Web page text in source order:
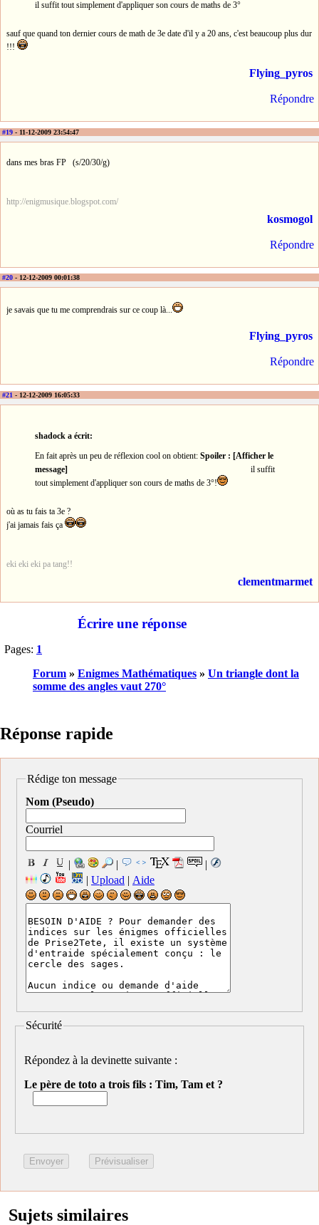
il suffit tout simplement d'appliquer son cours de maths de 3°
sauf que quand ton dernier cours de math de 3e date d'il y a 20 ans, c'est beaucoup plus dur
!!!
Flying_pyros
Répondre
#19 - 11-12-2009 23:54:47
dans mes bras FP (s/20/30/g)
http://enigmusique.blogspot.com/
kosmogol
Répondre
#20 - 12-12-2009 00:01:38
je savais que tu me comprendrais sur ce coup là...
Flying_pyros
Répondre
#21 - 12-12-2009 16:05:33
shadock a écrit:
En fait après un peu de réflexion cool on obtient: Spoiler : [Afficher le
message]
il suffit
tout simplement d'appliquer son cours de maths de 3°!
où as tu fais ta 3e ?
j'ai jamais fais ça
eki eki eki pa tang!!
clementmarmet
Écrire une réponse
Pages: 1
Forum » Enigmes Mathématiques » Un triangle dont la
somme des angles vaut 270°
Réponse rapide
Rédige ton message
Nom (Pseudo)
Courriel
| |
|
| Upload | Aide
Sécurité
Répondez à la devinette suivante :
Le père de toto a trois fils : Tim, Tam et ?
Sujets similaires